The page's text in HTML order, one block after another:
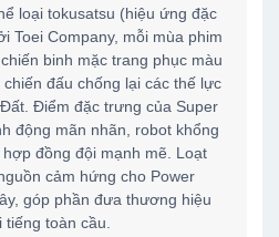
loại tokusatsu (hiệu ứng đặc
Toei Company, mỗi mùa phim
binh mặc trang phục màu
đấu chống lại các thế lực
Điểm đặc trưng của Super
động mãn nhãn, robot khổng
đồng đội mạnh mẽ. Loạt
cảm hứng cho Power
góp phần đưa thương hiệu
tiếng toàn cầu.